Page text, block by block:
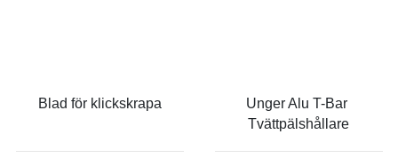
Blad för klickskrapa
Unger Alu T-Bar
Tvättpälshållare